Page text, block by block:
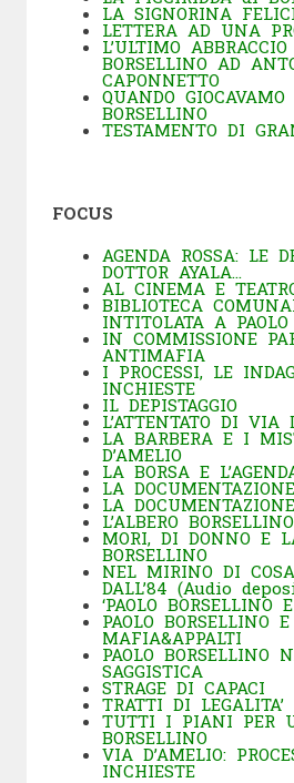
LA SIGNORINA
LETTERA AD UNA
L’ULTIMO
BORSELLINO AD
CAPONNETTO
QUANDO GIOCAVAMO
BORSELLINO
TESTAMENTO DI
FOCUS
AGENDA ROSSA: LE
DOTTOR AYALA…
AL CINEMA E
BIBLIOTECA
INTITOLATA A PAOLO
IN COMMISSIONE
ANTIMAFIA
I PROCESSI, LE
INCHIESTE
IL DEPISTAGGIO
L’ATTENTATO DI VIA
LA BARBERA E I
D’AMELIO
LA BORSA E
LA DOCUMENTAZIONE
LA
L’ALBERO
MORI, DI DONNO E
BORSELLINO
NEL MIRINO DI
DALL’84 (Audio
‘PAOLO BORSELLINO
PAOLO BORSELLINO
MAFIA&APPALTI
PAOLO BORSELLINO
SAGGISTICA
STRAGE DI CAPACI
TRATTI DI LEGALITA’
TUTTI I PIANI PER
BORSELLINO
VIA D’AMELIO:
INCHIESTE